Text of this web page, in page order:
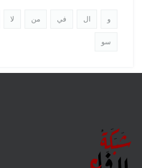
و ال في من لا
سو